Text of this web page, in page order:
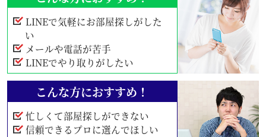
LINEで気軽にお部屋探しがした
い
メールや電話が苦手
LINEでやり取りがしたい
こんな方におすすめ！
忙しくて部屋探しができない
信頼できるプロに選んでほしい